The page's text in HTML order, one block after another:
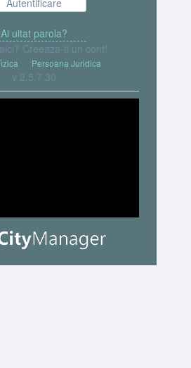
Creeaza-ti un cont!
Persoana Juridica
v 2.5.7.30